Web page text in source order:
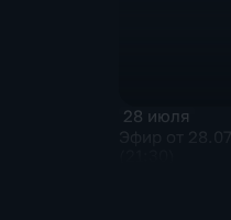
28 июля